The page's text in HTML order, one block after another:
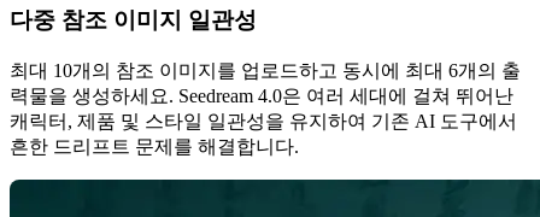
다중 참조 이미지 일관성
최대 10개의 참조 이미지를 업로드하고 동시에 최대 6개의 출
력물을 생성하세요. Seedream 4.0은 여러 세대에 걸쳐 뛰어난
캐릭터, 제품 및 스타일 일관성을 유지하여 기존 AI 도구에서
흔한 드리프트 문제를 해결합니다.